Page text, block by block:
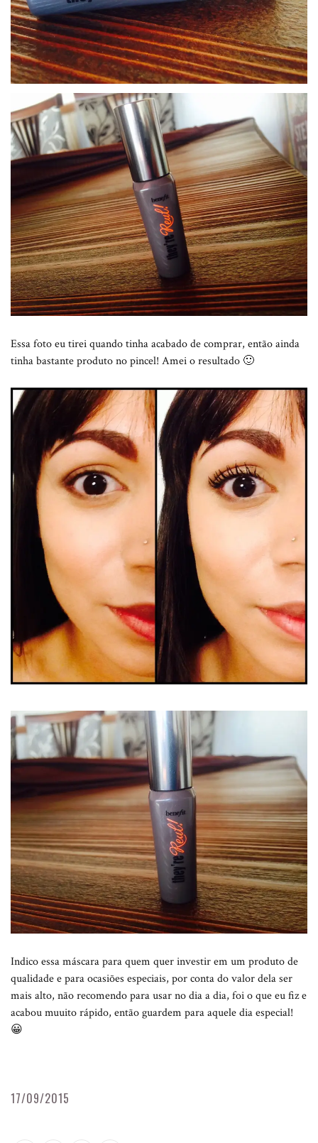
Essa foto eu tirei quando tinha acabado de comprar, então ainda
tinha bastante produto no pincel! Amei o resultado 🙂
Indico essa máscara para quem quer investir em um produto de
qualidade e para ocasiões especiais, por conta do valor dela ser
mais alto, não recomendo para usar no dia a dia, foi o que eu fiz e
acabou muuito rápido, então guardem para aquele dia especial!
😀
17/09/2015